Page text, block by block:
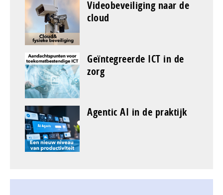
Videobeveiliging naar de
cloud
Geïntegreerde ICT in de
zorg
Agentic AI in de praktijk